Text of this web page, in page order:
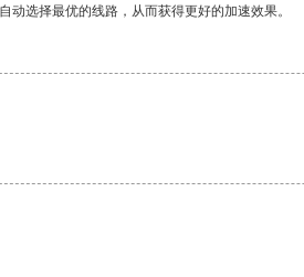
选择最优的线路，从而获得更好的加速效果。